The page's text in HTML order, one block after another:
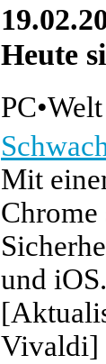
Heute
PC•Welt
Mit
und iOS.
Vivaldi]